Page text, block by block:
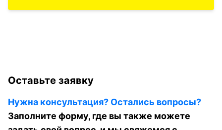
Оставьте заявку
Нужна консультация? Остались вопросы?
Заполните форму, где вы также можете